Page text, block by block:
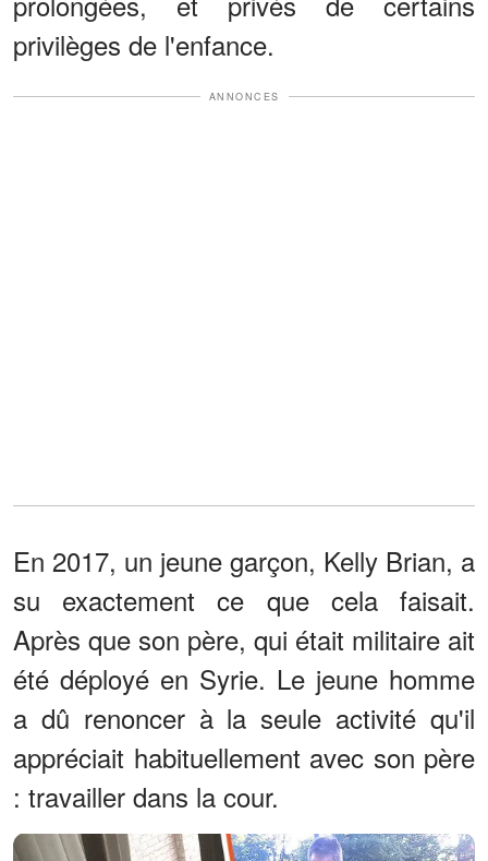
privilèges de l'enfance.
ANNONCES
En 2017, un jeune garçon, Kelly Brian, a
su exactement ce que cela faisait.
Après que son père, qui était militaire ait
été déployé en Syrie. Le jeune homme
a dû renoncer à la seule activité qu'il
appréciait habituellement avec son père
: travailler dans la cour.